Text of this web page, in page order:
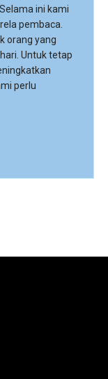
ini kami
pembaca.
orang yang
Untuk tetap
perlu